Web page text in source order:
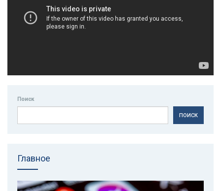
Поиск
ПОИСК
Главное